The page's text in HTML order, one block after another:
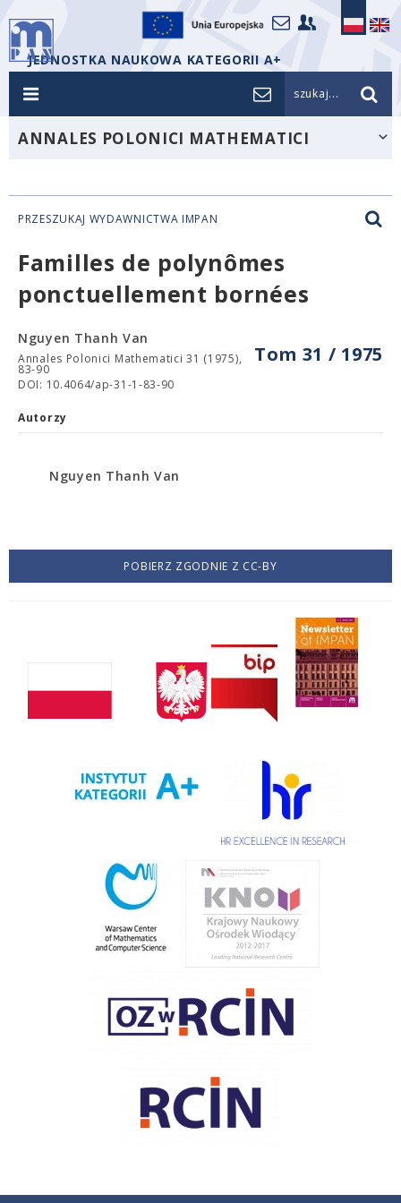
JEDNOSTKA NAUKOWA KATEGORII A+
szukaj...
ANNALES POLONICI MATHEMATICI
PRZESZUKAJ WYDAWNICTWA IMPAN
Familles de polynômes
ponctuellement bornées
Tom 31 / 1975
Nguyen Thanh Van
Annales Polonici Mathematici 31 (1975),
83-90
DOI: 10.4064/ap-31-1-83-90
Autorzy
Nguyen Thanh Van
POBIERZ ZGODNIE Z CC-BY